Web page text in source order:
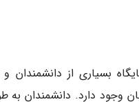
بسیاری از